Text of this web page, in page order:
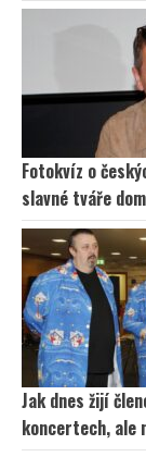
Fotokvíz o
slavné tváře
Jak dnes žijí
koncertech, ale